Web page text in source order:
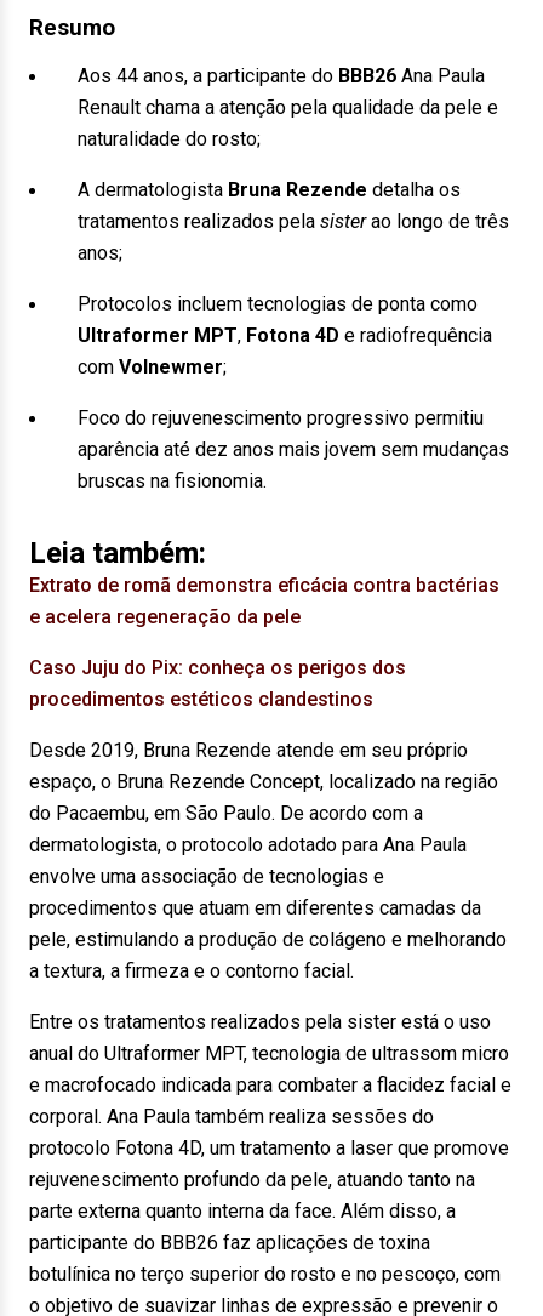
Resumo
Aos 44 anos, a participante do BBB26 Ana Paula
Renault chama a atenção pela qualidade da pele e
naturalidade do rosto;
A dermatologista Bruna Rezende detalha os
tratamentos realizados pela sisterao longo de três
anos;
Protocolos incluem tecnologias de ponta como
Ultraformer MPT, Fotona 4D e radiofrequência
com Volnewmer;
Foco do rejuvenescimento progressivo permitiu
aparência até dez anos mais jovem sem mudanças
bruscas na fisionomia.
Leia também:
Extrato de romã demonstra eficácia contra bactérias
e acelera regeneração da pele
Caso Juju do Pix: conheça os perigos dos
procedimentos estéticos clandestinos
Desde 2019, Bruna Rezende atende em seu próprio
espaço, o Bruna Rezende Concept, localizado na região
do Pacaembu, em São Paulo. De acordo com a
dermatologista, o protocolo adotado para Ana Paula
envolve uma associação de tecnologias e
procedimentos que atuam em diferentes camadas da
pele, estimulando a produção de colágeno e melhorando
a textura, a firmeza e o contorno facial.
Entre os tratamentos realizados pela sister está o uso
anual do Ultraformer MPT, tecnologia de ultrassom micro
e macrofocado indicada para combater a flacidez facial e
corporal. Ana Paula também realiza sessões do
protocolo Fotona 4D, um tratamento a laser que promove
rejuvenescimento profundo da pele, atuando tanto na
parte externa quanto interna da face. Além disso, a
participante do BBB26 faz aplicações de toxina
botulínica no terço superior do rosto e no pescoço, com
o objetivo de suavizar linhas de expressão e prevenir o